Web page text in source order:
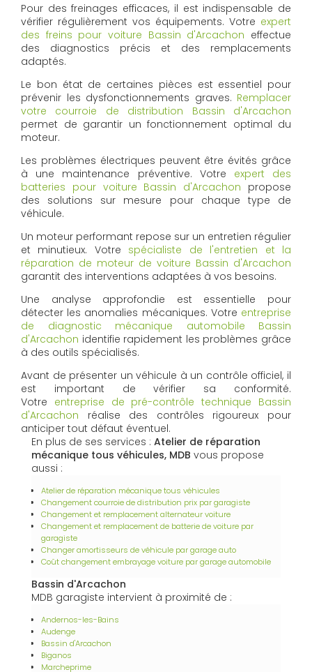
Pour des freinages efficaces, il est indispensable de
vérifier régulièrement vos équipements. Votre expert
des freins pour voiture Bassin d'Arcachon effectue
des diagnostics précis et des remplacements
adaptés.
Le bon état de certaines pièces est essentiel pour
prévenir les dysfonctionnements graves. Remplacer
votre courroie de distribution Bassin d'Arcachon
permet de garantir un fonctionnement optimal du
moteur.
Les problèmes électriques peuvent être évités grâce
à une maintenance préventive. Votre expert des
batteries pour voiture Bassin d'Arcachon propose
des solutions sur mesure pour chaque type de
véhicule.
Un moteur performant repose sur un entretien régulier
et minutieux. Votre spécialiste de l'entretien et la
réparation de moteur de voiture Bassin d'Arcachon
garantit des interventions adaptées à vos besoins.
Une analyse approfondie est essentielle pour
détecter les anomalies mécaniques. Votre entreprise
de diagnostic mécanique automobile Bassin
d'Arcachon identifie rapidement les problèmes grâce
à des outils spécialisés.
Avant de présenter un véhicule à un contrôle officiel, il
est important de vérifier sa conformité.
Votre entreprise de pré-contrôle technique Bassin
d'Arcachon réalise des contrôles rigoureux pour
anticiper tout défaut éventuel.
En plus de ses services : Atelier de réparation
mécanique tous véhicules, MDB vous propose
aussi :
Atelier de réparation mécanique tous véhicules
Changement courroie de distribution prix par garagiste
Changement et remplacement alternateur voiture
Changement et remplacement de batterie de voiture par
garagiste
Changer amortisseurs de véhicule par garage auto
Coût changement embrayage voiture par garage automobile
Bassin d'Arcachon
MDB garagiste intervient à proximité de :
Andernos-les-Bains
Audenge
Bassin d'Arcachon
Biganos
Marcheprime